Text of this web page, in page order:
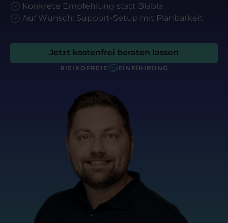
Konkrete Empfehlung statt Blabla
Auf Wunsch: Support-Setup mit Planbarkeit
Jetzt kostenfrei beraten lassen
RISIKOFREIE EINFÜHRUNG